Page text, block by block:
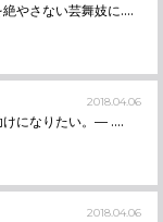
やさない芸舞妓に....
2018.04.06
けになりたい。― ....
2018.04.06